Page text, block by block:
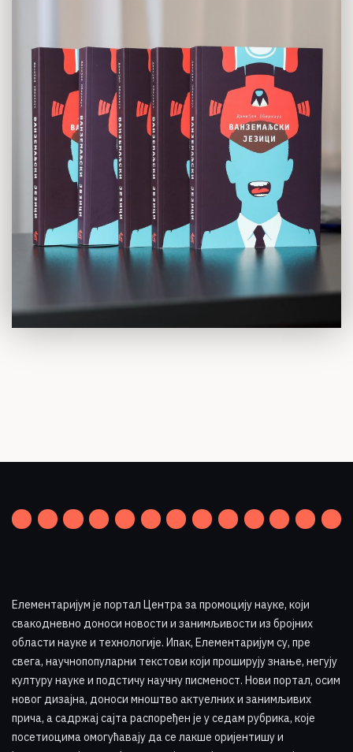
Елементаријум је портал Центра за промоцију науке, који
свакодневно доноси новости и занимљивости из бројних
области науке и технологије. Ипак, Елементаријум су, пре
свега, научнопопуларни текстови који проширују знање, негују
културу науке и подстичу научну писменост. Нови портал, осим
новог дизајна, доноси мноштво актуелних и занимљивих
прича, а садржај сајта распоређен је у седам рубрика, које
посетиоцима омогућавају да се лакше оријентишу и